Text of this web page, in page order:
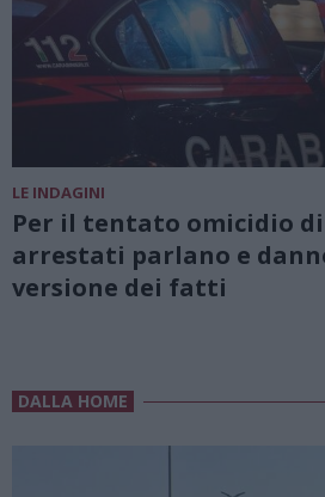
LE INDAGINI
Per il tentato omicidio di
arrestati parlano e
versione dei fatti
DALLA HOME